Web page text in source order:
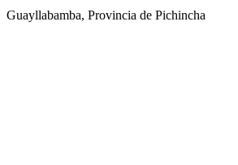
Guayllabamba, Provincia de Pichincha